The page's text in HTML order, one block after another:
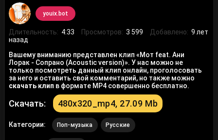
youix.bot
Длительность: 4:33 Просмотров: 3 599 Добавлено: 9 лет
назад
Вашему вниманию представлен клип «Мот feat. Ани
Лорак - Сопрано (Acoustic version)». У нас можно не
только посмотреть данный клип онлайн, проголосовать
за него и оставить свой комментарий, но также можно
скачать клип в формате MP4 совершенно бесплатно.
Скачать: 480x320_mp4, 27.09 Mb
Категории: Поп-музыка Русские